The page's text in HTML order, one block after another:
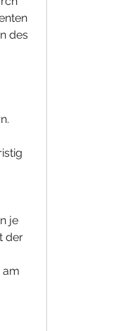
des
je
der
am